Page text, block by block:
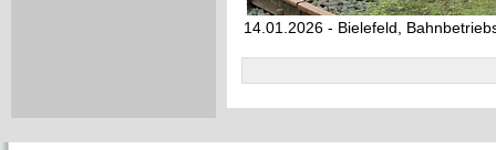
14.01.2026 - Bielefeld,